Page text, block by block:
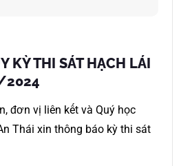
KỲ THI SÁT HẠCH LÁI
2024
đơn vị liên kết và Quý học
Thái xin thông báo kỳ thi sát